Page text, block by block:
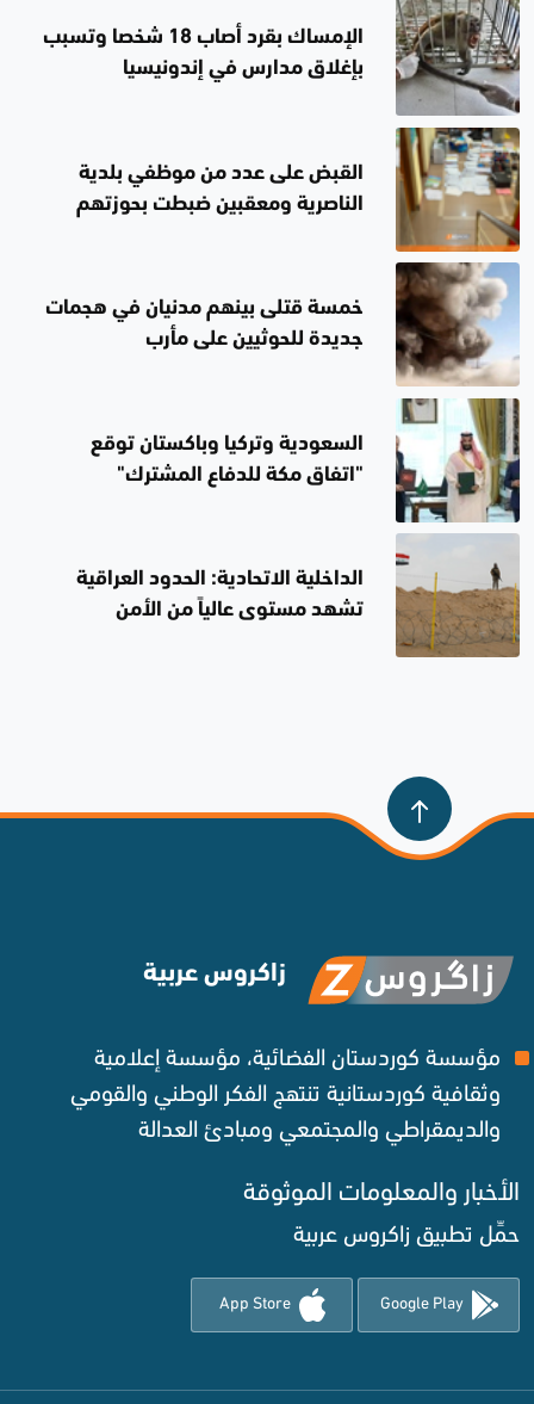
الإمساك بقرد أصاب 18 شخصا وتسبب
بإغلاق مدارس في إندونيسيا
القبض على عدد من موظفي بلدية
الناصرية ومعقبين ضبطت بحوزتهم
خمسة قتلى بينهم مدنيان في هجمات
جديدة للحوثيين على مأرب
السعودية وتركيا وباكستان توقع
"اتفاق مكة للدفاع المشترك"
الداخلية الاتحادية: الحدود العراقية
تشهد مستوى عالياً من الأمن
زاكروس عربية
مؤسسة كوردستان الفضائية، مؤسسة إعلامية
وثقافية كوردستانية تنتهج الفكر الوطني والقومي
والديمقراطي والمجتمعي ومبادئ العدالة ‌
الأخبار والمعلومات الموثوقة‌
حمِّل تطبيق زاكروس عربية
Google Play
App Store